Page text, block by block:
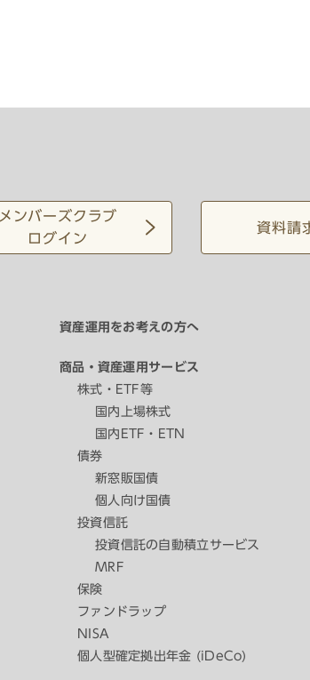
メンバーズクラブ
ログイン
資料請
資産運用をお考えの方へ
商品・資産運用サービス
株式・ETF等
国内上場株式
国内ETF・ETN
債券
新窓販国債
個人向け国債
投資信託
投資信託の自動積立サービス
MRF
保険
ファンドラップ
NISA
個人型確定拠出年金 (iDeCo)